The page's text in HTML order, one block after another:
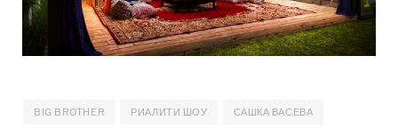
BIG BROTHER РИАЛИТИ ШОУ САШКА ВАСЕВА